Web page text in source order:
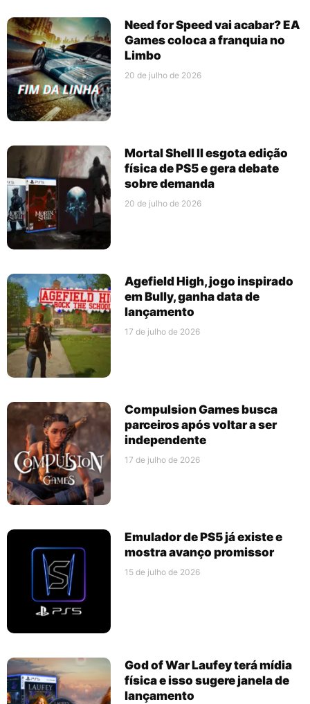
Need for Speed vai acabar? EA
Games coloca a franquia no
Limbo
20 de julho de 2026
Mortal Shell II esgota edição
física de PS5 e gera debate
sobre demanda
20 de julho de 2026
Agefield High, jogo inspirado
em Bully, ganha data de
lançamento
17 de julho de 2026
Compulsion Games busca
parceiros após voltar a ser
independente
17 de julho de 2026
Emulador de PS5 já existe e
mostra avanço promissor
15 de julho de 2026
God of War Laufey terá mídia
física e isso sugere janela de
lançamento